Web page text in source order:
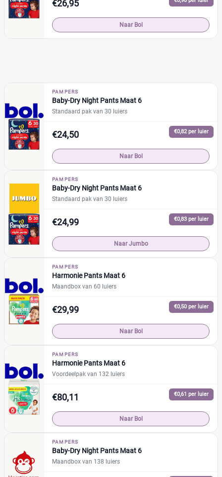
6 (20)
(0)
▼ +26 meer
Kenmerk
Milieuvriendelijk (6)
Ongeparfumeerd
Urine-indicator
Geslacht
Jongen
Jongen en meisje (20)
Winkel
(7)
Kruidvat
Trekpleister (1)
Supermarkt (25)
Albert Heijn (6)
(1)
Boon's Markt
Dekamarkt
+9 meer
€26,95
Naar Bol
PAMPERS
Baby-Dry Night Pants Maat 6
Standaard pak van 30 luiers
€0,82 per luier
€24,50
Naar Bol
PAMPERS
Baby-Dry Night Pants Maat 6
Standaard pak van 30 luiers
€0,83 per luier
€24,99
Naar Jumbo
PAMPERS
Harmonie Pants Maat 6
Maandbox van 60 luiers
€0,50 per luier
€29,99
Naar Bol
PAMPERS
Harmonie Pants Maat 6
Voordeelpak van 132 luiers
€0,61 per luier
€80,11
Naar Bol
PAMPERS
Baby-Dry Night Pants Maat 6
Maandbox van 138 luiers